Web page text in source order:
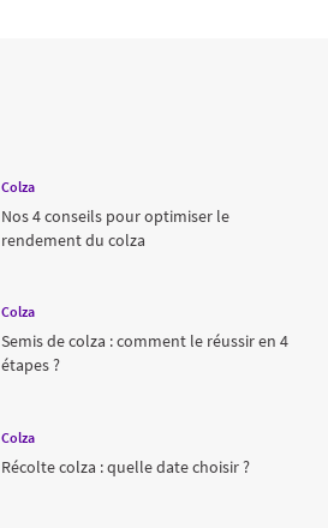
Colza
Nos 4 conseils pour optimiser le
rendement du colza
Colza
Semis de colza : comment le réussir en 4
étapes ?
Colza
Récolte colza : quelle date choisir ?